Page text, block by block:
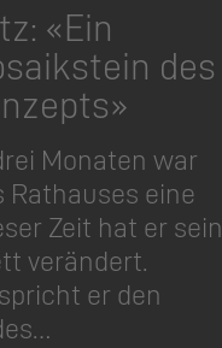
«Ein
des
Monaten war
Rathauses eine
Zeit hat er sein
verändert.
er den